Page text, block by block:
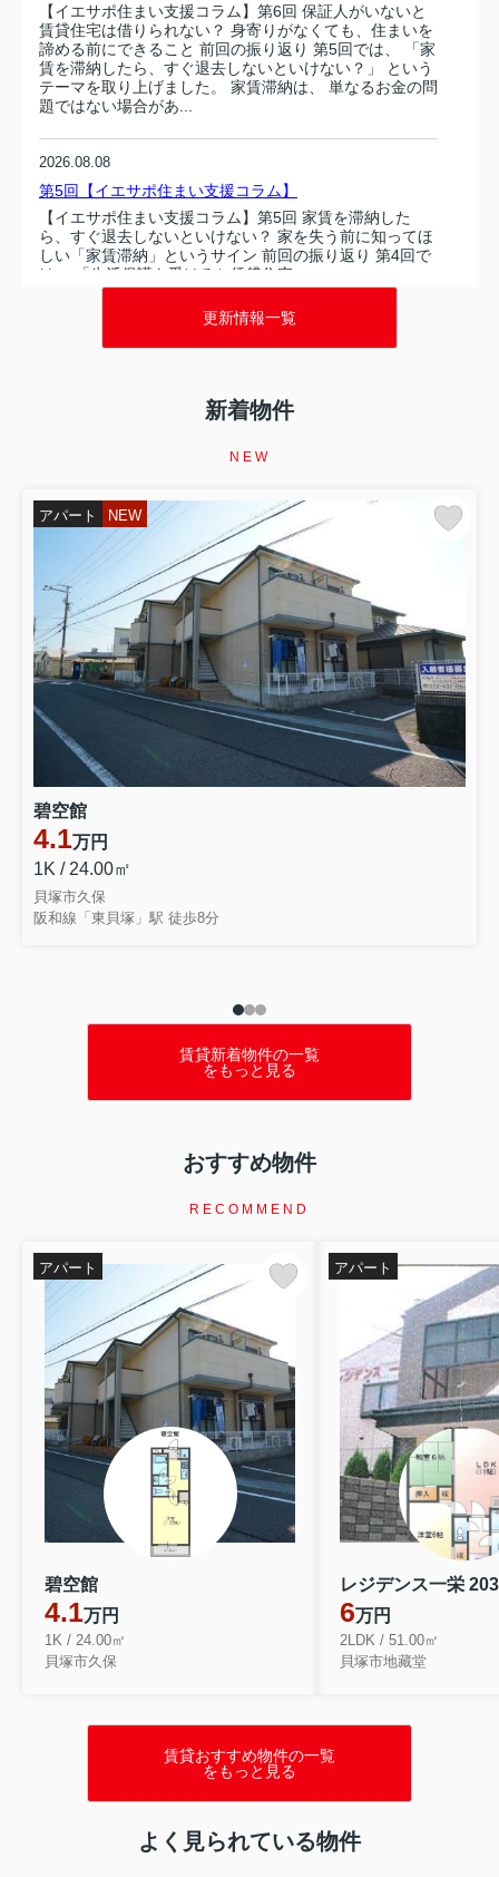
【イエサポ住まい支援コラム】第6回 保証人がいないと
賃貸住宅は借りられない？ 身寄りがなくても、住まいを
諦める前にできること 前回の振り返り 第5回では、 「家
賃を滞納したら、すぐ退去しないといけない？」 という
テーマを取り上げました。 家賃滞納は、 単なるお金の問
題ではない場合があ...
2026.08.08
第5回【イエサポ住まい支援コラム】
【イエサポ住まい支援コラム】第5回 家賃を滞納した
ら、すぐ退去しないといけない？ 家を失う前に知ってほ
しい「家賃滞納」というサイン 前回の振り返り 第4回で
は、 「生活保護を受けると賃貸住宅...
第5回【イエサポ住まい支援コラム】
ら、すぐ退去しないといけない？ 家を失う前に知ってほ
しい「家賃滞納」というサイン 前回の振り返り 第4回で
というテーマを取り上げました。 生活保護を受給してい
第4回【イエサポ住まい支援コラム】
【イエサポ住まい支援コラム】第4回 生活保護を受ける
と賃貸住宅は借りられない？ 「生活保護だから無理」と
諦める前に知ってほしいこと 前回の振り返り 第3回で
は、 「高齢者はなぜ賃貸住宅を借りにくいのか？」 につ
いてお伝えしました。 高齢だからという理由だけではな
く、 「何かあったとき...
2026.08.02
第2回【イエサポ住まい支援コラム】
【イエサポ住まい支援コラム】第2回 住宅セーフティネ
ット制度とは？ 「住まいに困ったとき、誰が支えてくれ
るの？」 前回の振り返り 第1回では、貝塚市社会福祉協
議会様で行った講演をもとに、 「住まいを失ってからで
はなく、住まいを失う前に相談することが大切」 という
テーマでお話ししました...
更新情報一覧
新着物件
NEW
アパート NEW
碧空館
4.1万円
1K / 24.00㎡
貝塚市久保
阪和線「東貝塚」駅 徒歩8分
賃貸新着物件の一覧
をもっと見る
おすすめ物件
RECOMMEND
碧空館
4.1万円
1K / 24.00㎡
貝塚市久保
アパート
レジデンス一栄 203
6万円
2LDK / 51.00㎡
貝塚市地藏堂
アパート
賃貸おすすめ物件の一覧
をもっと見る
よく見られている物件